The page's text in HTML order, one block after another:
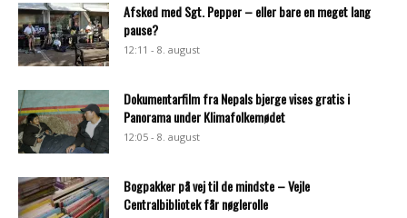
Afsked med Sgt. Pepper – eller bare en meget lang
pause?
12:11 - 8. august
Dokumentarfilm fra Nepals bjerge vises gratis i
Panorama under Klimafolkemødet
12:05 - 8. august
Bogpakker på vej til de mindste – Vejle
Centralbibliotek får nøglerolle